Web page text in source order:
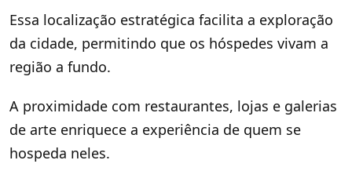
Essa localização estratégica facilita a exploração
da cidade, permitindo que os hóspedes vivam a
região a fundo.
A proximidade com restaurantes, lojas e galerias
de arte enriquece a experiência de quem se
hospeda neles.